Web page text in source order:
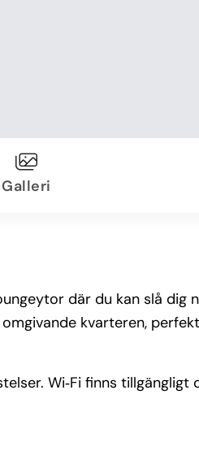
Galleri
där du kan slå dig
kvarteren,
Wi‑Fi finns